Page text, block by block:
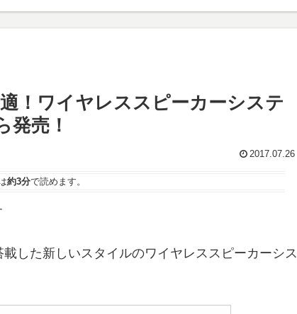
！ワイヤレススピーカーシステ
発売！
2017.07.26
約3分で読めます。
した新しいスタイルのワイヤレススピーカーシス